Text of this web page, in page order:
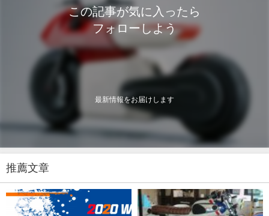
この記事が気に入ったら
フォローしよう
最新情報をお届けします
推薦文章